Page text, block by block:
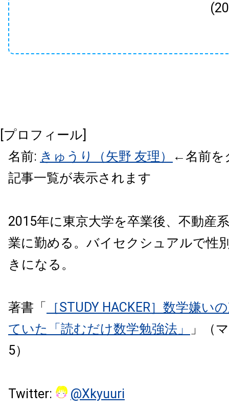
[プロフィール]
名前: きゅうり（矢野 友理）
←名前を
記事一覧が表示されます
2015年に東京大学を卒業後、不動産
業に勤める。バイセクシュアルで性
きになる。
著書「
［STUDY HACKER］数学嫌い
ていた「読むだけ数学勉強法」
」（
5）
Twitter: @Xkyuuri